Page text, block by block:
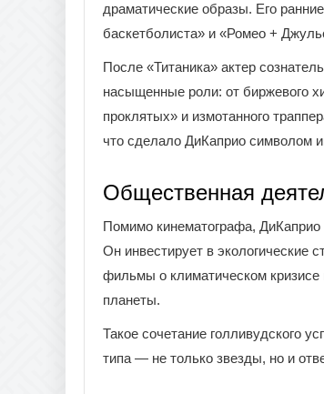
драматические образы. Его
баскетболиста» и «Ромео +
После «Титаника» актер
насыщенные роли: от биржевого
проклятых» и измотанного
что сделало ДиКаприо символом
Общественная
Помимо кинематографа,
Он инвестирует в экологические
фильмы о климатическом кризисе
планеты.
Такое сочетание голливудского
типа — не только звезды, но и